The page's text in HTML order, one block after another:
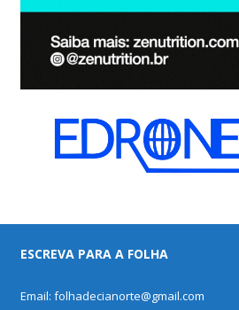
ESCREVA PARA A FOLHA
Email: folhadecianorte@gmail.com